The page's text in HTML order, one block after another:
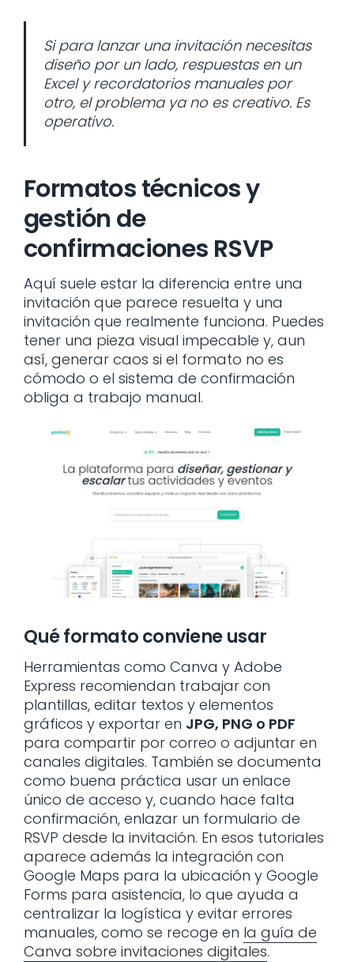
Si para lanzar una invitación necesitas
diseño por un lado, respuestas en un
Excel y recordatorios manuales por
otro, el problema ya no es creativo. Es
operativo.
Formatos técnicos y
gestión de
confirmaciones RSVP
Aquí suele estar la diferencia entre una
invitación que parece resuelta y una
invitación que realmente funciona. Puedes
tener una pieza visual impecable y, aun
así, generar caos si el formato no es
cómodo o el sistema de confirmación
obliga a trabajo manual.
Qué formato conviene usar
Herramientas como Canva y Adobe
Express recomiendan trabajar con
plantillas, editar textos y elementos
gráficos y exportar en JPG, PNG o PDF
para compartir por correo o adjuntar en
canales digitales. También se documenta
como buena práctica usar un enlace
único de acceso y, cuando hace falta
confirmación, enlazar un formulario de
RSVP desde la invitación. En esos tutoriales
aparece además la integración con
Google Maps para la ubicación y Google
Forms para asistencia, lo que ayuda a
centralizar la logística y evitar errores
manuales, como se recoge en la guía de
Canva sobre invitaciones digitales.